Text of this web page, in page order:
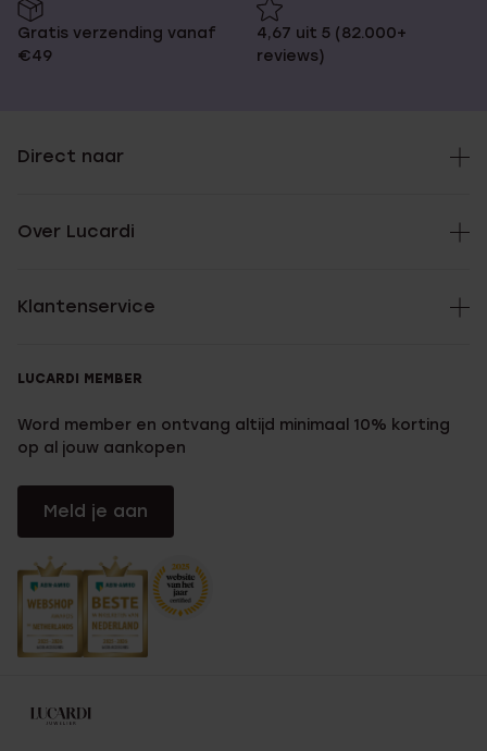
Gratis verzending vanaf
€49
4,67 uit 5 (82.000+
reviews)
Direct naar
Over Lucardi
Klantenservice
LUCARDI MEMBER
Word member en ontvang altijd minimaal 10% korting
op al jouw aankopen
Meld je aan